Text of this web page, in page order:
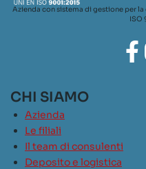
Azienda con sistema di gestione per
ISO
CHI SIAMO
Azienda
Le filiali
Il team di consulenti
Deposito e logistica